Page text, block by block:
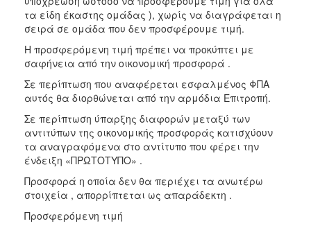
τα είδη έκαστης ομάδας ), χωρίς να διαγράφεται η
σειρά σε ομάδα που δεν προσφέρουμε τιμή.
Η προσφερόμενη τιμή πρέπει να προκύπτει με
σαφήνεια από την οικονομική προσφορά .
Σε περίπτωση που αναφέρεται εσφαλμένος ΦΠΑ
αυτός θα διορθώνεται από την αρμόδια Επιτροπή.
Σε περίπτωση ύπαρξης διαφορών μεταξύ των
αντιτύπων της οικονομικής προσφοράς κατισχύουν
τα αναγραφόμενα στο αντίτυπο που φέρει την
ένδειξη «ΠΡΩΤΟΤΥΠΟ» .
Προσφορά η οποία δεν θα περιέχει τα ανωτέρω
στοιχεία , απορρίπτεται ως απαράδεκτη .
Προσφερόμενη τιμή